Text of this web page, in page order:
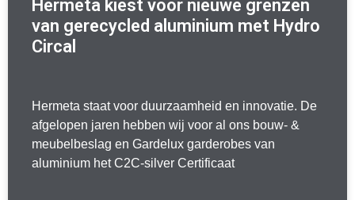
Hermeta kiest voor nieuwe grenzen
van gerecycled aluminium met Hydro
Circal
Hermeta staat voor duurzaamheid en innovatie. De
afgelopen jaren hebben wij voor al ons bouw- &
meubelbeslag en Gardelux garderobes van
aluminium het C2C-silver Certificaat